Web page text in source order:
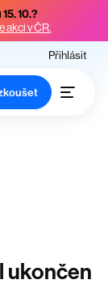
10.?
akci v ČR.
Přihlásit
ukončen